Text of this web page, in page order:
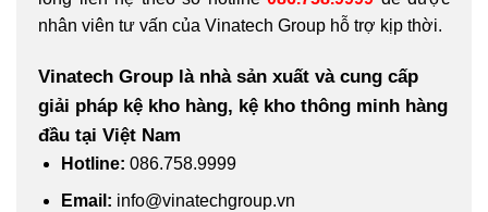
nhân viên tư vấn của Vinatech Group hỗ trợ kịp thời.
Vinatech Group là nhà sản xuất và cung cấp
giải pháp kệ kho hàng, kệ kho thông minh hàng
đầu tại Việt Nam
Hotline: 086.758.9999
Email : info@vinatechgroup.vn